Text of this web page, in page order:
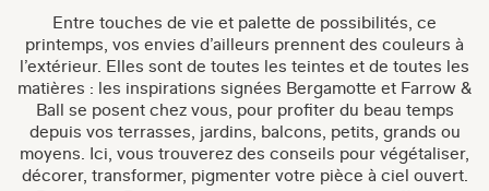
Entre touches de vie et palette de possibilités, ce
printemps, vos envies d’ailleurs prennent des couleurs à
l’extérieur. Elles sont de toutes les teintes et de toutes les
matières : les inspirations signées Bergamotte et Farrow &
Ball se posent chez vous, pour profiter du beau temps
depuis vos terrasses, jardins, balcons, petits, grands ou
moyens. Ici, vous trouverez des conseils pour végétaliser,
décorer, transformer, pigmenter votre pièce à ciel ouvert.